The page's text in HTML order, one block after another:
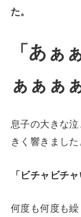
た。
「あぁ
ぁぁぁ
息子の大きな
きく響きました
「ビチャビチ
何度も何度も繰